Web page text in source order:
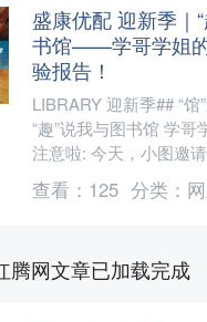
盛康优配 迎新季｜
书馆——学哥学姐的
验报告！
LIBRARY 迎新季## “馆
“趣”说我与图书馆 学哥
注意啦: 今天，小图邀
常驻VIP”学哥学姐，告
查看： 125 分类：
腾网文章已加载完成